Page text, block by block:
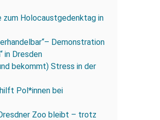
zum Holocaustgedenktag in
Demonstration
in Dresden
bekommt) Stress in der
hilft Pol*innen bei
Zoo bleibt – trotz